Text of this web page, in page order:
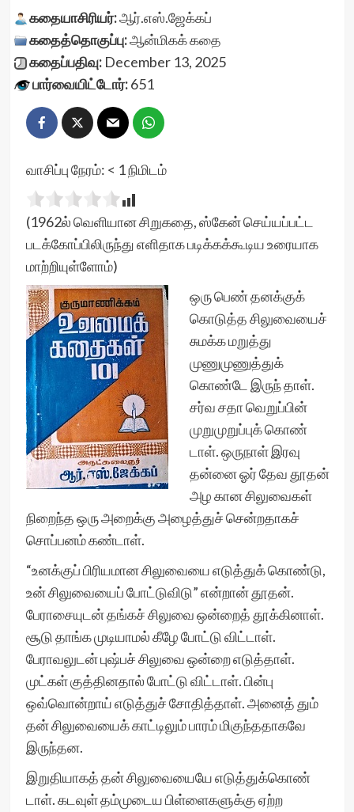
கதையாசிரியர்:ஆர்.எஸ்.ஜேக்கப்
கதைத்தொகுப்பு:ஆன்மிகக் கதை
கதைப்பதிவு:December 13, 2025
பார்வையிட்டோர்:651
வாசிப்பு நேரம்: < 1நிமிடம்
(1962ல் வெளியான சிறுகதை, ஸ்கேன் செய்யப்பட்ட
படக்கோப்பிலிருந்து எளிதாக படிக்கக்கூடிய உரையாக
மாற்றியுள்ளோம்)
ஒரு பெண் தனக்குக்
கொடுத்த சிலுவையைச்
சுமக்க மறுத்து
முணுமுணுத்துக்
கொண்டே இருந் தாள்.
சர்வ சதா வெறுப்பின்
முறுமுறுப்புக் கொண்
டாள். ஒருநாள் இரவு
தன்னை ஓர் தேவ தூதன்
அழ கான சிலுவைகள்
நிறைந்த ஒரு அறைக்கு அழைத்துச் சென்றதாகச்
சொப்பனம் கண்டாள்.
“உனக்குப் பிரியமான சிலுவையை எடுத்துக் கொண்டு,
உன் சிலுவையைப் போட்டுவிடு” என்றான் தூதன்.
பேராசையுடன் தங்கச் சிலுவை ஒன்றைத் தூக்கினாள்.
சூடு தாங்க முடியாமல் கீழே போட்டு விட்டாள்.
பேராவலுடன் புஷ்பச் சிலுவை ஒன்றை எடுத்தாள்.
முட்கள் குத்தினதால் போட்டு விட்டாள். பின்பு
ஒவ்வொன்றாய் எடுத்துச் சோதித்தாள். அனைத் தும்
தன் சிலுவையைக் காட்டிலும் பாரம் மிகுந்ததாகவே
இருந்தன.
இறுதியாகத் தன் சிலுவையையே எடுத்துக்கொண்
டாள். கடவுள் தம்முடைய பிள்ளைகளுக்கு ஏற்ற